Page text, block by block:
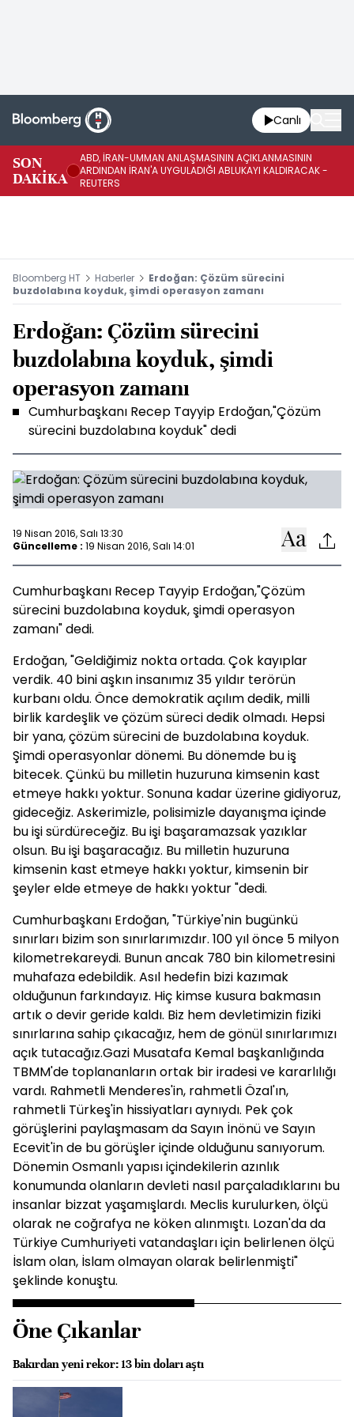
Canlı
SON
DAKİKA
ABD, İRAN-UMMAN ANLAŞMASININ AÇIKLANMASININ
ARDINDAN İRAN'A UYGULADIĞI ABLUKAYI KALDIRACAK -
REUTERS
Bloomberg HT Haberler
Erdoğan: Çözüm sürecini
buzdolabına koyduk, şimdi operasyon zamanı
Erdoğan: Çözüm sürecini
buzdolabına koyduk, şimdi
operasyon zamanı
Cumhurbaşkanı Recep Tayyip Erdoğan,"Çözüm
sürecini buzdolabına koyduk" dedi
19 Nisan 2016, Salı 13:30
Güncelleme : 19 Nisan 2016, Salı 14:01
Cumhurbaşkanı Recep Tayyip Erdoğan,"Çözüm
sürecini buzdolabına koyduk, şimdi operasyon
zamanı" dedi.
Erdoğan, "Geldiğimiz nokta ortada. Çok kayıplar
verdik. 40 bini aşkın insanımız 35 yıldır terörün
kurbanı oldu. Önce demokratik açılım dedik, milli
birlik kardeşlik ve çözüm süreci dedik olmadı. Hepsi
bir yana, çözüm sürecini de buzdolabına koyduk.
Şimdi operasyonlar dönemi. Bu dönemde bu iş
bitecek. Çünkü bu milletin huzuruna kimsenin kast
etmeye hakkı yoktur. Sonuna kadar üzerine gidiyoruz,
gideceğiz. Askerimizle, polisimizle dayanışma içinde
bu işi sürdüreceğiz. Bu işi başaramazsak yazıklar
olsun. Bu işi başaracağız. Bu milletin huzuruna
kimsenin kast etmeye hakkı yoktur, kimsenin bir
şeyler elde etmeye de hakkı yoktur "dedi.
Cumhurbaşkanı Erdoğan, "Türkiye'nin bugünkü
sınırları bizim son sınırlarımızdır. 100 yıl önce 5 milyon
kilometrekareydi. Bunun ancak 780 bin kilometresini
muhafaza edebildik. Asıl hedefin bizi kazımak
olduğunun farkındayız. Hiç kimse kusura bakmasın
artık o devir geride kaldı. Biz hem devletimizin fiziki
sınırlarına sahip çıkacağız, hem de gönül sınırlarımızı
açık tutacağız.Gazi Musatafa Kemal başkanlığında
TBMM'de toplananların ortak bir iradesi ve kararlılığı
vardı. Rahmetli Menderes'in, rahmetli Özal'ın,
rahmetli Türkeş'in hissiyatları aynıydı. Pek çok
görüşlerini paylaşmasam da Sayın İnönü ve Sayın
Ecevit'in de bu görüşler içinde olduğunu sanıyorum.
Dönemin Osmanlı yapısı içindekilerin azınlık
konumunda olanların devleti nasıl parçaladıklarını bu
insanlar bizzat yaşamışlardı. Meclis kurulurken, ölçü
olarak ne coğrafya ne köken alınmıştı. Lozan'da da
Türkiye Cumhuriyeti vatandaşları için belirlenen ölçü
İslam olan, İslam olmayan olarak belirlenmişti"
şeklinde konuştu.
Öne Çıkanlar
Bakırdan yeni rekor: 13 bin doları aştı